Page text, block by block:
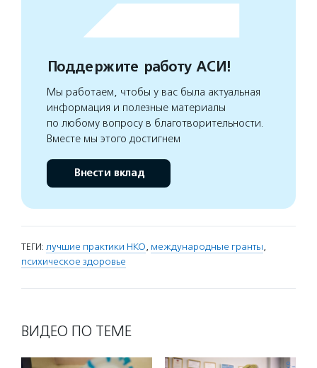
Поддержите работу АСИ!
Мы работаем, чтобы у вас была актуальная
информация и полезные материалы
по любому вопросу в благотворительности.
Вместе мы этого достигнем
Внести вклад
ТЕГИ: лучшие практики НКО, международные гранты,
психическое здоровье
ВИДЕО ПО ТЕМЕ